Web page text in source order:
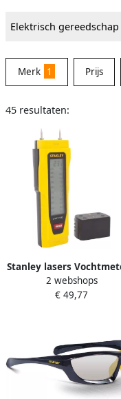
Elektrisch gereedschap
Merk 1 Prijs
45 resultaten:
Stanley lasers
0-77-030
2 webshops
€ 49,77